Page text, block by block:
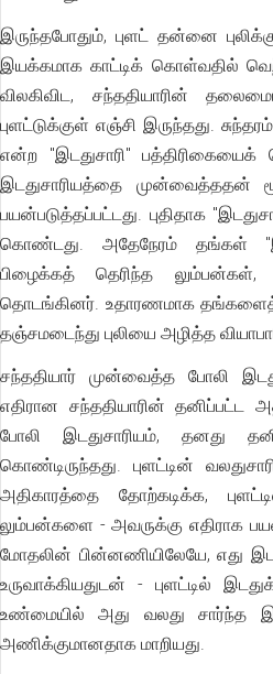
இருந்தபோதும், புளட் தன்னை
இயக்கமாக காட்டிக் கொள்வதில்
விலகிவிட, சந்ததியாரின்
புளட்டுக்குள் எஞ்சி இருந்தது.
என்ற "இடதுசாரி"
இடதுசாரியத்தை முன்வைத்ததன்
பயன்படுத்தப்பட்டது. புதிதாக
கொண்டது. அதேநேரம் தங்கள்
பிழைக்கத் தெரிந்த லும்பன்கள்,
தொடங்கினர். உதாரணமாக தங்களைத்
தஞ்சமடைந்து புலியை அழித்த
சந்ததியார் முன்வைத்த போலி
எதிரான சந்ததியாரின் தனிப்பட்ட
போலி இடதுசாரியம், தனது
கொண்டிருந்தது. புளட்டின்
அதிகாரத்தை தோற்கடிக்க,
லும்பன்களை - அவருக்கு எதிராக
மோதலின் பின்னணியிலேயே, எது
உருவாக்கியதுடன் - புளட்டில்
உண்மையில் அது வலது சார்ந்த
அணிக்குமானதாக மாறியது.